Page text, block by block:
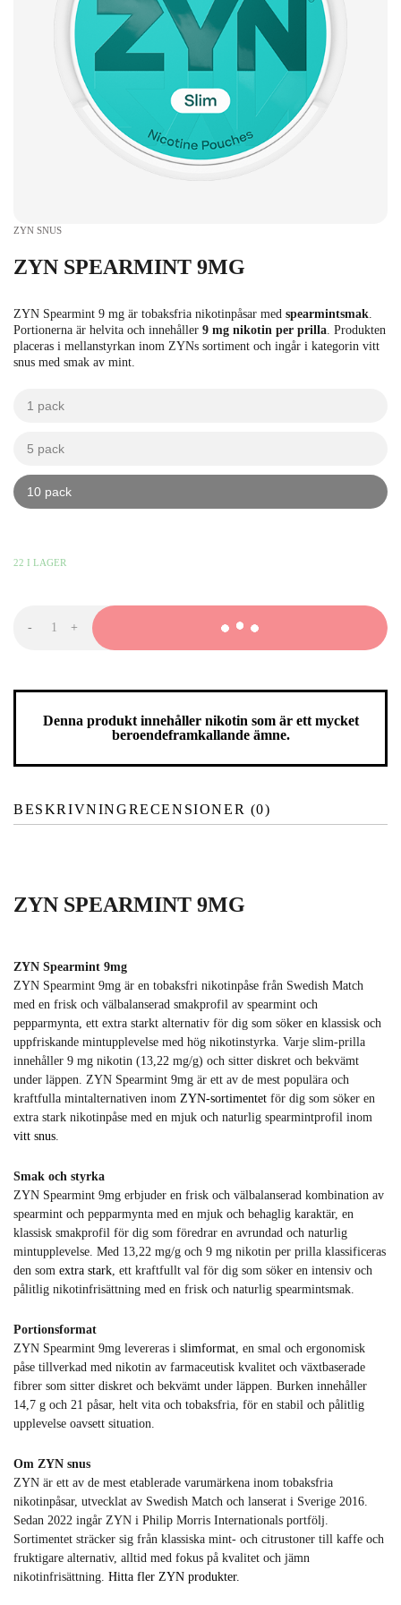
ZYN SNUS
ZYN SPEARMINT 9MG
ZYN Spearmint 9 mg är tobaksfria nikotinpåsar med spearmintsmak.
Portionerna är helvita och innehåller 9 mg nikotin per prilla. Produkten
placeras i mellanstyrkan inom ZYNs sortiment och ingår i kategorin vitt
snus med smak av mint.
1 pack
5 pack
10 pack
-ZYN
+
Denna produkt innehåller nikotin som är ett mycket
beroendeframkallande ämne.
BESKRIVNINGRECENSIONER (0)
ZYN SPEARMINT 9MG
ZYN Spearmint 9mg
ZYN Spearmint 9mg är en tobaksfri nikotinpåse från Swedish Match
med en frisk och välbalanserad smakprofil av spearmint och
pepparmynta, ett extra starkt alternativ för dig som söker en klassisk och
uppfriskande mintupplevelse med hög nikotinstyrka. Varje slim-prilla
innehåller 9 mg nikotin (13,22 mg/g) och sitter diskret och bekvämt
under läppen. ZYN Spearmint 9mg är ett av de mest populära och
kraftfulla mintalternativen inom ZYN-sortimentet för dig som söker en
extra stark nikotinpåse med en mjuk och naturlig spearmintprofil inom
vitt snus.
Smak och styrka
ZYN Spearmint 9mg erbjuder en frisk och välbalanserad kombination av
spearmint och pepparmynta med en mjuk och behaglig karaktär, en
klassisk smakprofil för dig som föredrar en avrundad och naturlig
mintupplevelse. Med 13,22 mg/g och 9 mg nikotin per prilla klassificeras
den som extra stark, ett kraftfullt val för dig som söker en intensiv och
pålitlig nikotinfrisättning med en frisk och naturlig spearmintsmak.
Portionsformat
ZYN Spearmint 9mg levereras i slimformat, en smal och ergonomisk
påse tillverkad med nikotin av farmaceutisk kvalitet och växtbaserade
fibrer som sitter diskret och bekvämt under läppen. Burken innehåller
14,7 g och 21 påsar, helt vita och tobaksfria, för en stabil och pålitlig
upplevelse oavsett situation.
Om ZYN snus
ZYN är ett av de mest etablerade varumärkena inom tobaksfria
nikotinpåsar, utvecklat av Swedish Match och lanserat i Sverige 2016.
Sedan 2022 ingår ZYN i Philip Morris Internationals portfölj.
Sortimentet sträcker sig från klassiska mint- och citrustoner till kaffe och
fruktigare alternativ, alltid med fokus på kvalitet och jämn
nikotinfrisättning. Hitta fler ZYN produkter.